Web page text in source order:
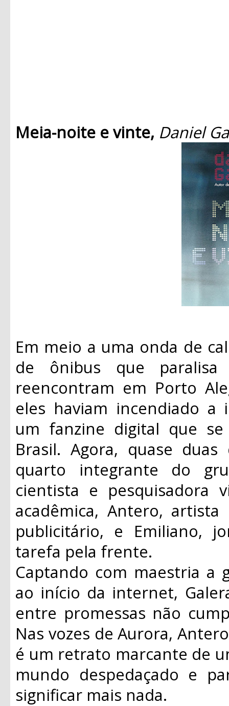
Meia-noite e vinte, Daniel
Em meio a uma onda de
de ônibus que
reencontram em Porto
eles haviam incendiado
um fanzine digital que
Brasil. Agora, quase
quarto integrante do
cientista e pesquisadora
acadêmica, Antero,
publicitário, e Emiliano,
tarefa pela frente.
Captando com maestria a
ao início da internet,
entre promessas não
Nas vozes de Aurora,
é um retrato marcante de
mundo despedaçado e
significar mais nada.